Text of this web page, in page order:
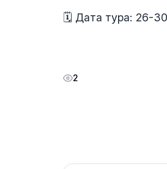
🗓️ Дата тура: 26-
2